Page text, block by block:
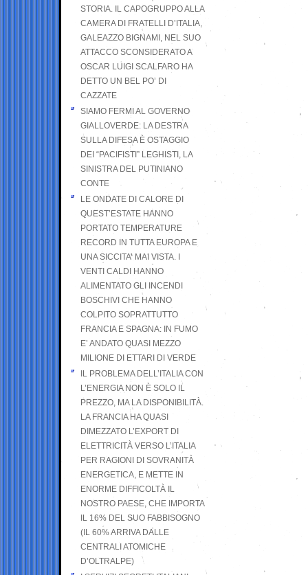
STORIA. IL CAPOGRUPPO ALLA
CAMERA DI FRATELLI D’ITALIA,
GALEAZZO BIGNAMI, NEL SUO
ATTACCO SCONSIDERATO A
OSCAR LUIGI SCALFARO HA
DETTO UN BEL PO’ DI
CAZZATE
SIAMO FERMI AL GOVERNO
GIALLOVERDE: LA DESTRA
SULLA DIFESA È OSTAGGIO
DEI “PACIFISTI” LEGHISTI, LA
SINISTRA DEL PUTINIANO
CONTE
LE ONDATE DI CALORE DI
QUEST’ESTATE HANNO
PORTATO TEMPERATURE
RECORD IN TUTTA EUROPA E
UNA SICCITA’ MAI VISTA. I
VENTI CALDI HANNO
ALIMENTATO GLI INCENDI
BOSCHIVI CHE HANNO
COLPITO SOPRATTUTTO
FRANCIA E SPAGNA: IN FUMO
E’ ANDATO QUASI MEZZO
MILIONE DI ETTARI DI VERDE
IL PROBLEMA DELL’ITALIA CON
L’ENERGIA NON È SOLO IL
PREZZO, MA LA DISPONIBILITÀ.
LA FRANCIA HA QUASI
DIMEZZATO L’EXPORT DI
ELETTRICITÀ VERSO L’ITALIA
PER RAGIONI DI SOVRANITÀ
ENERGETICA, E METTE IN
ENORME DIFFICOLTÀ IL
NOSTRO PAESE, CHE IMPORTA
IL 16% DEL SUO FABBISOGNO
(IL 60% ARRIVA DALLE
CENTRALI ATOMICHE
D’OLTRALPE)